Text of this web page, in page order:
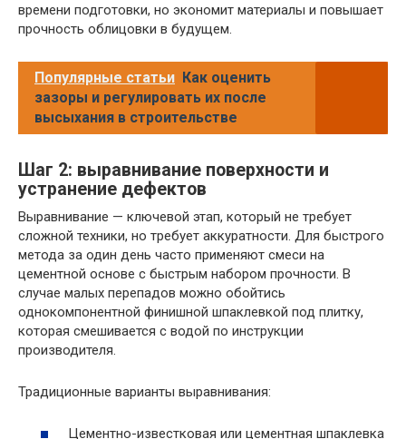
времени подготовки, но экономит материалы и повышает
прочность облицовки в будущем.
Популярные статьи Как оценить
зазоры и регулировать их после
высыхания в строительстве
Шаг 2: выравнивание поверхности и
устранение дефектов
Выравнивание — ключевой этап, который не требует
сложной техники, но требует аккуратности. Для быстрого
метода за один день часто применяют смеси на
цементной основе с быстрым набором прочности. В
случае малых перепадов можно обойтись
однокомпонентной финишной шпаклевкой под плитку,
которая смешивается с водой по инструкции
производителя.
Традиционные варианты выравнивания:
Цементно-известковая или цементная шпаклевка